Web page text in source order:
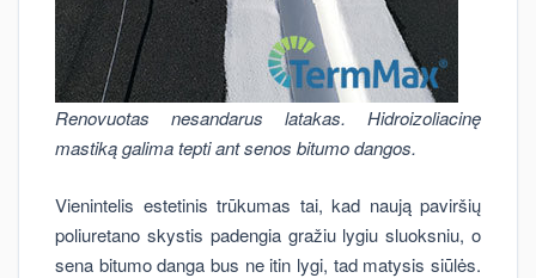
Renovuotas nesandarus latakas. Hidroizoliacinę
mastiką galima tepti ant senos bitumo dangos.
Vienintelis estetinis trūkumas tai, kad naują paviršių
poliuretano skystis padengia gražiu lygiu sluoksniu, o
sena bitumo danga bus ne itin lygi, tad matysis siūlės.